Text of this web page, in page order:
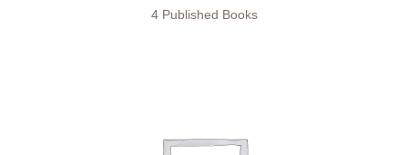
4 Published Books